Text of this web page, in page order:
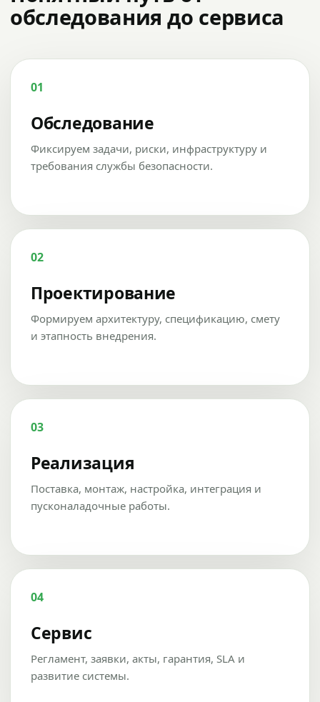
обследования до сервиса
01
Обследование
Фиксируем задачи, риски, инфраструктуру и
требования службы безопасности.
02
Проектирование
Формируем архитектуру, спецификацию, смету
и этапность внедрения.
03
Реализация
Поставка, монтаж, настройка, интеграция и
пусконаладочные работы.
04
Сервис
Регламент, заявки, акты, гарантия, SLA и
развитие системы.